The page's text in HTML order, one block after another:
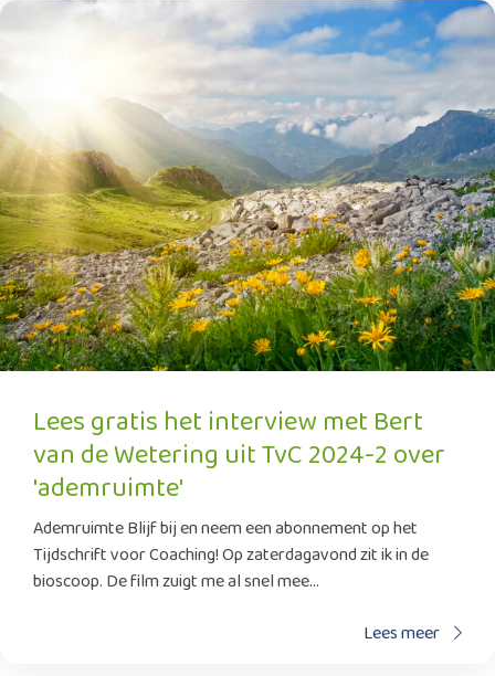
Lees gratis het interview met Bert
van de Wetering uit TvC 2024-2 over
'ademruimte'
Ademruimte Blijf bij en neem een abonnement op het
Tijdschrift voor Coaching! Op zaterdagavond zit ik in de
bioscoop. De film zuigt me al snel mee...
Lees meer